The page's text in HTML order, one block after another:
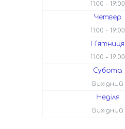
11:00 19:00
Четвер
11:00 19:00
Пʼятниця
11:00 19:00
Субота
Вихідний
Неділя
Вихідний